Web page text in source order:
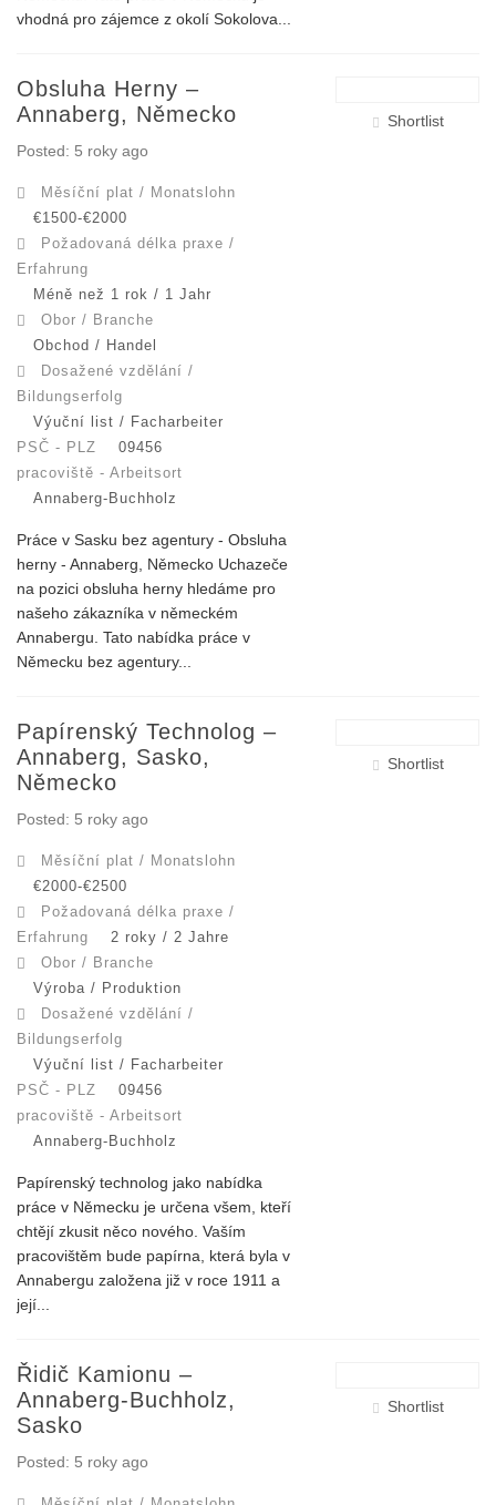
vhodná pro zájemce z okolí Sokolova...
Shortlist
Obsluha Herny –
Annaberg, Německo
Posted: 5 roky ago
Měsíční plat / Monatslohn
€1500-€2000
Požadovaná délka praxe /
Erfahrung
Méně než 1 rok / 1 Jahr
Obor / Branche
Obchod / Handel
Dosažené vzdělání /
Bildungserfolg
Výuční list / Facharbeiter
PSČ - PLZ
09456
pracoviště - Arbeitsort
Annaberg-Buchholz
Práce v Sasku bez agentury - Obsluha
herny - Annaberg, Německo Uchazeče
na pozici obsluha herny hledáme pro
našeho zákazníka v německém
Annabergu. Tato nabídka práce v
Německu bez agentury...
Shortlist
Papírenský Technolog –
Annaberg, Sasko,
Německo
Posted: 5 roky ago
Měsíční plat / Monatslohn
€2000-€2500
Požadovaná délka praxe /
Erfahrung
2 roky / 2 Jahre
Obor / Branche
Výroba / Produktion
Dosažené vzdělání /
Bildungserfolg
Výuční list / Facharbeiter
PSČ - PLZ
09456
pracoviště - Arbeitsort
Annaberg-Buchholz
Papírenský technolog jako nabídka
práce v Německu je určena všem, kteří
chtějí zkusit něco nového. Vaším
pracovištěm bude papírna, která byla v
Annabergu založena již v roce 1911 a
její...
Shortlist
Řidič Kamionu –
Annaberg-Buchholz,
Sasko
Posted: 5 roky ago